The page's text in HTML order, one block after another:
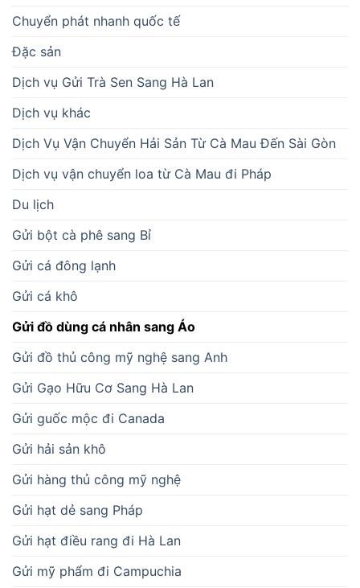
Chuyển phát nhanh quốc tế
Đặc sản
Dịch vụ Gửi Trà Sen Sang Hà Lan
Dịch vụ khác
Dịch Vụ Vận Chuyển Hải Sản Từ Cà Mau Đến Sài Gòn
Dịch vụ vận chuyển loa từ Cà Mau đi Pháp
Du lịch
Gửi bột cà phê sang Bỉ
Gửi cá đông lạnh
Gửi cá khô
Gửi đồ dùng cá nhân sang Áo
Gửi đồ thủ công mỹ nghệ sang Anh
Gửi Gạo Hữu Cơ Sang Hà Lan
Gửi guốc mộc đi Canada
Gửi hải sản khô
Gửi hàng thủ công mỹ nghệ
Gửi hạt dẻ sang Pháp
Gửi hạt điều rang đi Hà Lan
Gửi mỹ phẩm đi Campuchia